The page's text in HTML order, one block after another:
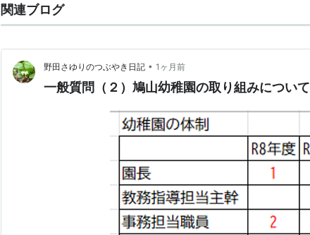
関連ブログ
野田さゆりのつぶやき日記 • 1ヶ月前
一般質問（２）鳩山幼稚園の取り組みについて